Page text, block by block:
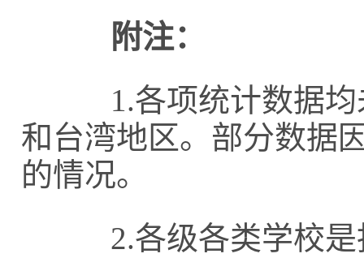
附注：
1.各项统计数据均
和台湾地区。部分数据
的情况。
2.各级各类学校是